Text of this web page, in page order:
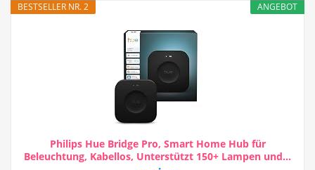
ANGEBOT
BESTSELLER NR. 2
Philips Hue Bridge Pro, Smart Home Hub für
Beleuchtung, Kabellos, Unterstützt 150+ Lampen und...